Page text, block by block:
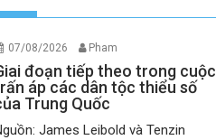
07/08/2026 Pham
đoạn tiếp theo trong cuộc
áp các dân tộc thiểu số
Trung Quốc
James Leibold và Tenzin